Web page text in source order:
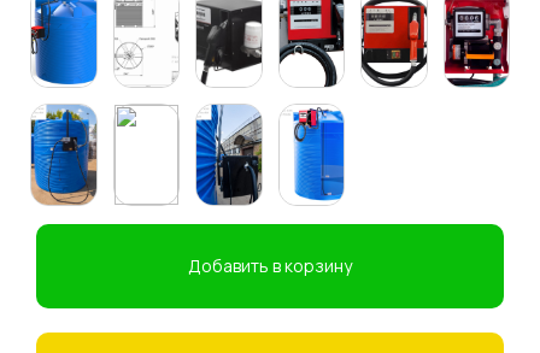
Добавить в корзину